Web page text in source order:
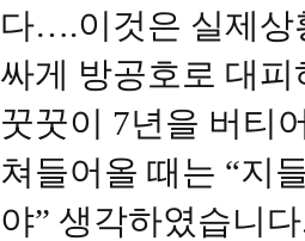
다….이것은 실제상
싸게 방공호로 대
꿋꿋이 7년을 버티
쳐들어올 때는 “지
야” 생각하였습니